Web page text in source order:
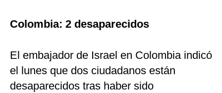
Colombia: 2 desaparecidos
El embajador de Israel en Colombia indicó
el lunes que dos ciudadanos están
desaparecidos tras haber sido